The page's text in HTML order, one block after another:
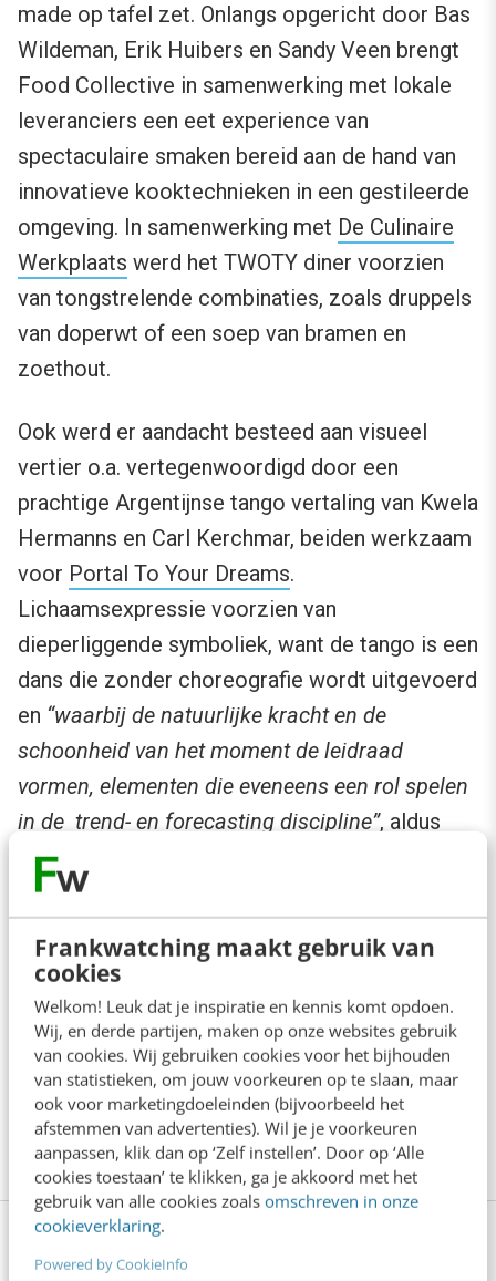
Frankwatching maakt gebruik van
cookies
Welkom! Leuk dat je inspiratie en kennis komt opdoen.
Wij, en derde partijen, maken op onze websites gebruik
van cookies. Wij gebruiken cookies voor het bijhouden
van statistieken, om jouw voorkeuren op te slaan, maar
ook voor marketingdoeleinden (bijvoorbeeld het
afstemmen van advertenties). Wil je je voorkeuren
aanpassen, klik dan op ‘Zelf instellen’. Door op ‘Alle
cookies toestaan’ te klikken, ga je akkoord met het
gebruik van alle cookies zoals omschreven in onze
cookieverklaring.
Powered by CookieInfo
made op tafel zet. Onlangs opgericht door Bas
Wildeman, Erik Huibers en Sandy Veen brengt
Food Collective in samenwerking met lokale
leveranciers een eet experience van
spectaculaire smaken bereid aan de hand van
innovatieve kooktechnieken in een gestileerde
omgeving. In samenwerking met De Culinaire
Werkplaats werd het TWOTY diner voorzien
van tongstrelende combinaties, zoals druppels
van doperwt of een soep van bramen en
zoethout.
Ook werd er aandacht besteed aan visueel
vertier o.a. vertegenwoordigd door een
prachtige Argentijnse tango vertaling van Kwela
Hermanns en Carl Kerchmar, beiden werkzaam
voor Portal To Your Dreams.
Lichaamsexpressie voorzien van
dieperliggende symboliek, want de tango is een
dans die zonder choreografie wordt uitgevoerd
en “waarbij de natuurlijke kracht en de
schoonheid van het moment de leidraad
vormen, elementen die eveneens een rol spelen
in de trend- en forecasting discipline”, aldus
Kwela Hermanns.
De foto’s bij dit artikel zijn gemaakt door
portretfotograafRobin de Puy, die alle
opgenomen in de eerste internationale editie
van SecondSight, dat naast trend- en
forecastingnieuws een uitgebreider overzicht
geeft van de TWOTY winnaars 2010.
De basis van online marketing in 2